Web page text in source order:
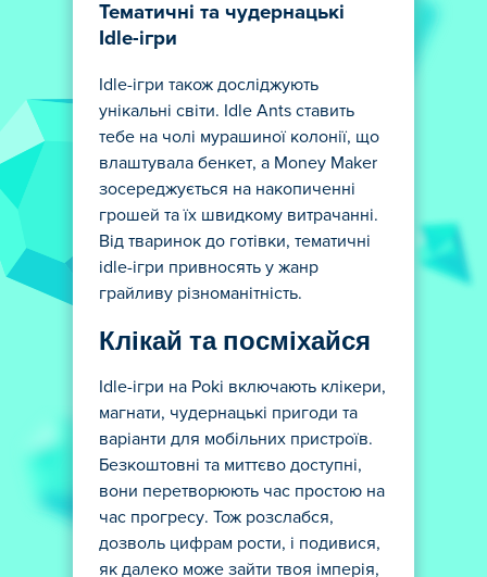
Тематичні та чудернацькі
Idle-ігри
Idle-ігри також досліджують
унікальні світи. Idle Ants ставить
тебе на чолі мурашиної колонії, що
влаштувала бенкет, а Money Maker
зосереджується на накопиченні
грошей та їх швидкому витрачанні.
Від тваринок до готівки, тематичні
idle-ігри привносять у жанр
грайливу різноманітність.
Клікай та посміхайся
Idle-ігри на Poki включають клікери,
магнати, чудернацькі пригоди та
варіанти для мобільних пристроїв.
Безкоштовні та миттєво доступні,
вони перетворюють час простою на
час прогресу. Тож розслабся,
дозволь цифрам рости, і подивися,
як далеко може зайти твоя імперія,